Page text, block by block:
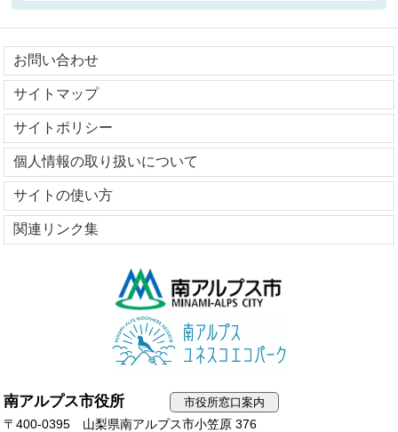
お問い合わせ
サイトマップ
サイトポリシー
個人情報の取り扱いについて
サイトの使い方
関連リンク集
南アルプス市役所 市役所窓口案内
〒400-0395 山梨県南アルプス市小笠原 376